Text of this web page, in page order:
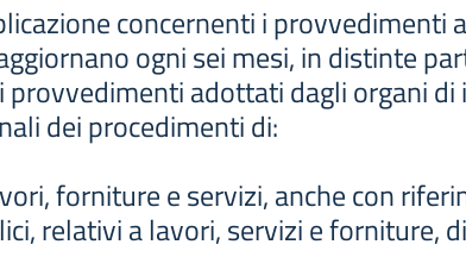
concernenti i provvedimenti
ogni sei mesi, in distinte
adottati dagli organi
dei procedimenti di:
forniture e servizi, anche con
relativi a lavori, servizi e forniture,